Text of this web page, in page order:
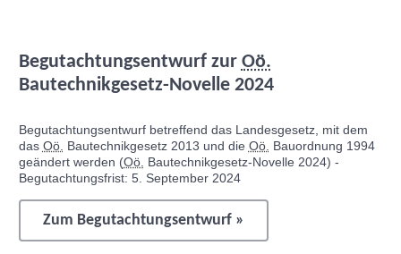
Begutachtungsentwurf zur Oö.
Bautechnikgesetz-Novelle 2024
Begutachtungsentwurf betreffend das Landesgesetz, mit dem
das Oö. Bautechnikgesetz 2013 und die Oö. Bauordnung 1994
geändert werden (Oö. Bautechnikgesetz-Novelle 2024) -
Begutachtungsfrist: 5. September 2024
Zum Begutachtungsentwurf »